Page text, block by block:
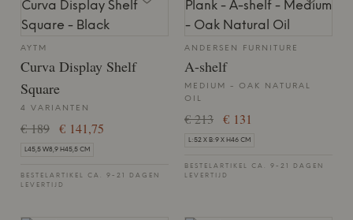
AYTM
Curva Display Shelf
Square
4 VARIANTEN
€ 189 € 141,75
L45,5 W8,9 H45,5 CM
BESTELARTIKEL CA. 9-21 DAGEN
LEVERTIJD
ANDERSEN FURNITURE
A-shelf
MEDIUM - OAK NATURAL
OIL
€ 213 € 131
L:52 X B:9 X H46 CM
BESTELARTIKEL CA. 9-21 DAGEN
LEVERTIJD